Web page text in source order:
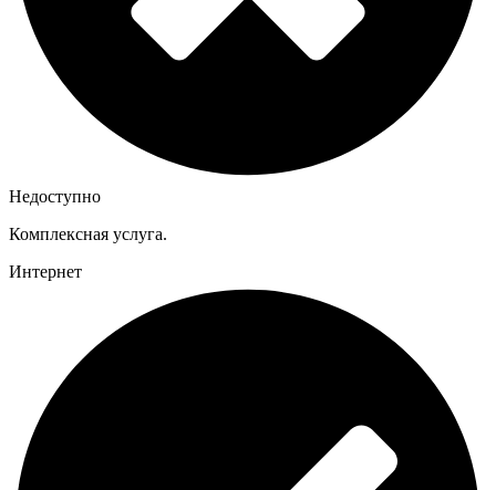
Недоступно
Комплексная услуга.
Интернет